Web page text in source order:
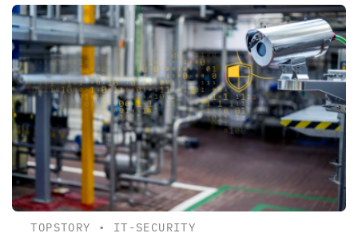
TOPSTORY • IT-SECURITY